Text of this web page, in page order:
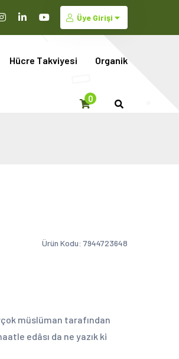
Üye Girişi
Hücre Takviyesi Organik
0
Ürün Kodu: 7944723648
müslüman tarafından
edâsı da ne yazık ki